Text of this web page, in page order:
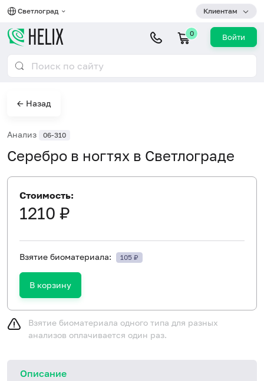
Светлоград Клиентам
0 Войти
← Назад
Анализ 06-310
Серебро в ногтях в Светлограде
Стоимость:
1210 ₽
Взятие биоматериала: 105 ₽
В корзину
Взятие биоматериала одного типа для разных
анализов оплачивается один раз.
Описание